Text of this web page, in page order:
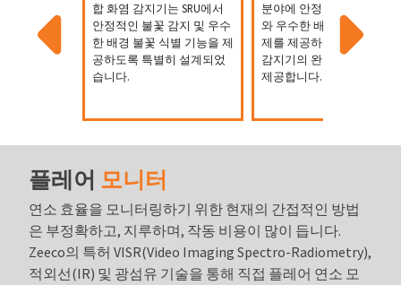
합 화염 감지기는 SRU에서
안정적인 불꽃 감지 및 우수
한 배경 불꽃 식별 기능을 제
공하도록 특별히 설계되었
습니다.
분야에 안정적인 불꽃 감지
와 우수한 배경 화염 신호
제를 제공하는 통합형 화염
감지기의 완전한 제품군을
제공합니다.
플레어 모니터
연소 효율을 모니터링하기 위한 현재의 간접적인 방법
은 부정확하고, 지루하며, 작동 비용이 많이 듭니다.
Zeeco의 특허 VISR(Video Imaging Spectro-Radiometry),
적외선(IR) 및 광섬유 기술을 통해 직접 플레어 연소 모